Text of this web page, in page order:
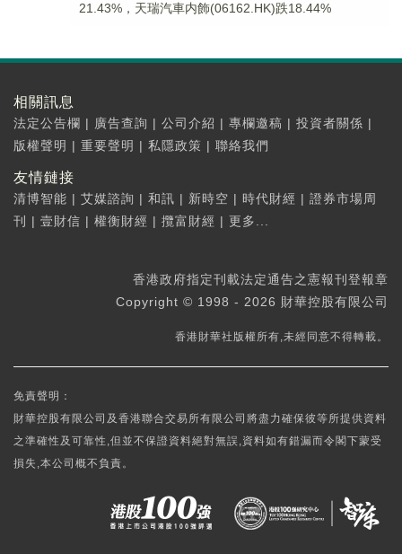
21.43%，天瑞汽車内飾(06162.HK)跌18.44%
相關訊息
法定公告欄 | 廣告查詢 | 公司介紹 | 專欄邀稿 | 投資者關係 |
版權聲明 | 重要聲明 | 私隱政策 | 聯絡我們
友情鏈接
清博智能 | 艾媒諮詢 | 和訊 | 新時空 | 時代財經 | 證券市場周
刊
| 壹財信 | 權衡財經 | 攬富財經 | 更多...
香港政府指定刊載法定通告之憲報刊登報章
Copyright © 1998 - 2026 財華控股有限公司
香港財華社版權所有,未經同意不得轉載。
免責聲明：
財華控股有限公司及香港聯合交易所有限公司將盡力確保彼等所提供資料
之準確性及可靠性,但並不保證資料絕對無誤,資料如有錯漏而令閣下蒙受
損失,本公司概不負責。